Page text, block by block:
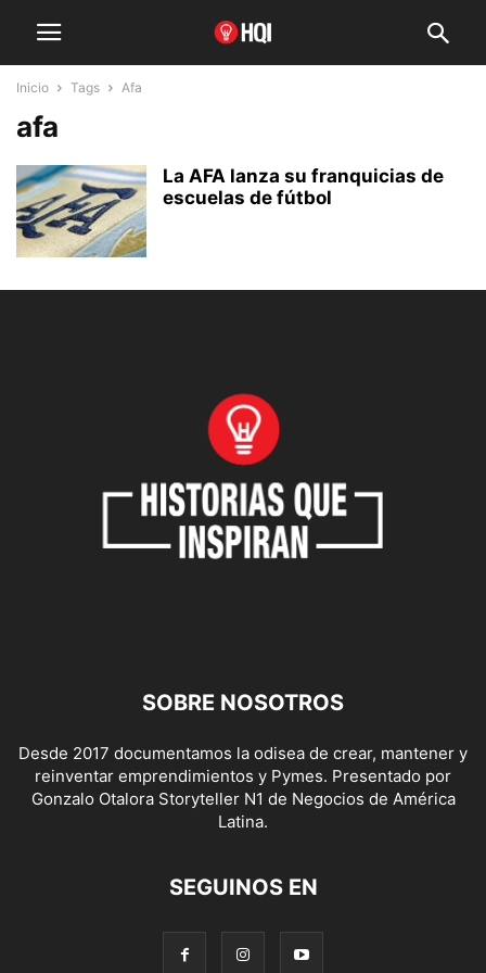
Inicio Tags Afa
afa
La AFA lanza su franquicias de
escuelas de fútbol
SOBRE NOSOTROS
Desde 2017 documentamos la odisea de crear, mantener y
reinventar emprendimientos y Pymes. Presentado por
Gonzalo Otalora Storyteller N1 de Negocios de América
Latina.
SEGUINOS EN